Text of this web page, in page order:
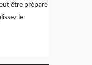
être préparé
le